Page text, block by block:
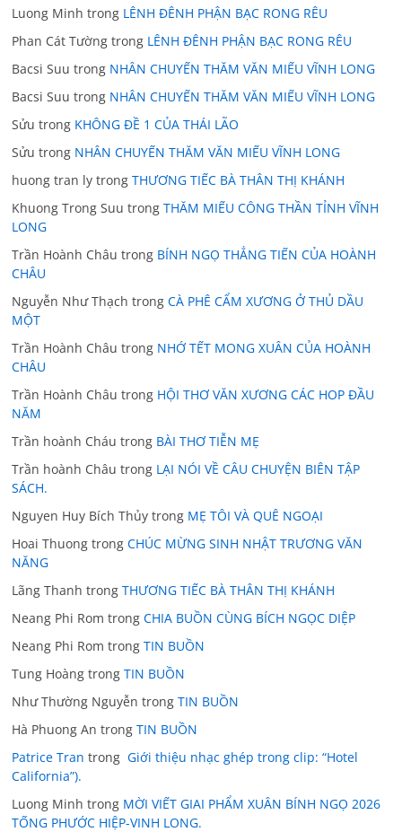
Luong Minh trong LÊNH ĐÊNH PHẬN BẠC RONG RÊU
Phan Cát Tường trong LÊNH ĐÊNH PHẬN BẠC RONG RÊU
Bacsi Suu trong NHÂN CHUYẾN THĂM VĂN MIẾU VĨNH LONG
Bacsi Suu trong NHÂN CHUYẾN THĂM VĂN MIẾU VĨNH LONG
Sửu trong KHÔNG ĐỀ 1 CỦA THÁI LÃO
Sửu trong NHÂN CHUYẾN THĂM VĂN MIẾU VĨNH LONG
huong tran ly trongTHƯƠNG TIẾC BÀ THÂN THỊ KHÁNH
Khuong Trong Suu trongTHĂM MIẾU CÔNG THẦN TỈNH VĨNH
LONG
Trần Hoành Châu trong BÍNH NGỌ THẲNG TIẾN CỦA HOÀNH
CHÂU
Nguyễn Như Thạch trongCÀ PHÊ CẨM XƯƠNG Ở THỦ DẦU
MỘT
Trần Hoành Châu trong NHỚ TẾT MONG XUÂN CỦA HOÀNH
CHÂU
Trần Hoành Châu trong HỘI THƠ VĂN XƯƠNG CÁC HOP ĐẦU
NĂM
Trần hoành Cháu trong BÀI THƠ TIỄN MẸ
Trần hoành Châu trong LẠI NÓI VỀ CÂU CHUYỆN BIÊN TẬP
SÁCH.
Nguyen Huy Bích Thủy trong MẸ TÔI VÀ QUÊ NGOẠI
Hoai Thuong trongCHÚC MỪNG SINH NHẬT TRƯƠNG VĂN
NĂNG
Lãng Thanh trongTHƯƠNG TIẾC BÀ THÂN THỊ KHÁNH
Neang Phi Rom trongCHIA BUỒN CÙNG BÍCH NGỌC DIỆP
Neang Phi Rom trongTIN BUỒN
Tung Hoàng trongTIN BUỒN
Như Thường Nguyễn trongTIN BUỒN
Hà Phuong An trongTIN BUỒN
Patrice Tran trong Giới thiệu nhạc ghép trong clip: “Hotel
California”).
Luong Minh trong MỜI VIẾT GIAI PHẨM XUÂN BÍNH NGỌ 2026
TỐNG PHƯỚC HIỆP-VINH LONG.